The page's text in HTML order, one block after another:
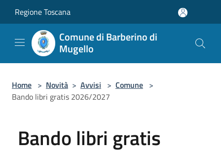
Regione Toscana
Comune di Barberino di
Mugello
Home > Novità > Avvisi > Comune >
Bando libri gratis 2026/2027
Bando libri gratis